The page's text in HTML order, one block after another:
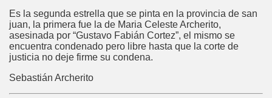
Es la segunda estrella que se pinta en la provincia de san
juan, la primera fue la de Maria Celeste Archerito,
asesinada por “Gustavo Fabián Cortez”, el mismo se
encuentra condenado pero libre hasta que la corte de
justicia no deje firme su condena.
Sebastián Archerito